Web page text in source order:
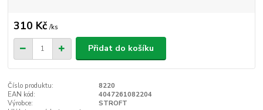
310 Kč /ks
Přidat do košíku
Číslo produktu:
8220
EAN kód:
4047261082204
Výrobce:
STROFT